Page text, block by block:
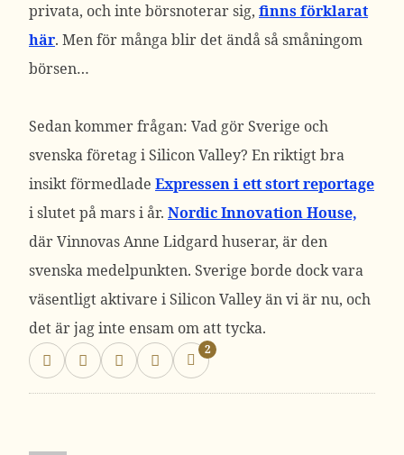
privata, och inte börsnoterar sig, finns förklarat
här. Men för många blir det ändå så småningom
börsen…
Sedan kommer frågan: Vad gör Sverige och
svenska företag i Silicon Valley? En riktigt bra
insikt förmedlade Expressen i ett stort reportage
i slutet på mars i år. Nordic Innovation House,
där Vinnovas Anne Lidgard huserar, är den
svenska medelpunkten. Sverige borde dock vara
väsentligt aktivare i Silicon Valley än vi är nu, och
det är jag inte ensam om att tycka.
2